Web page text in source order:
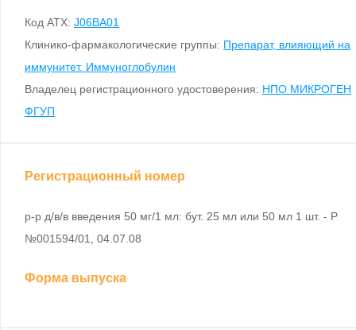
Код ATX: J06BA01
Клинико-фармакологические группы: Препарат, влияющий на
иммунитет. Иммуноглобулин
Владелец регистрационного удостоверения: НПО МИКРОГЕН
ФГУП
Регистрационный номер
р-р д/в/в введения 50 мг/1 мл: бут. 25 мл или 50 мл 1 шт. - Р
№001594/01, 04.07.08
Форма выпуска